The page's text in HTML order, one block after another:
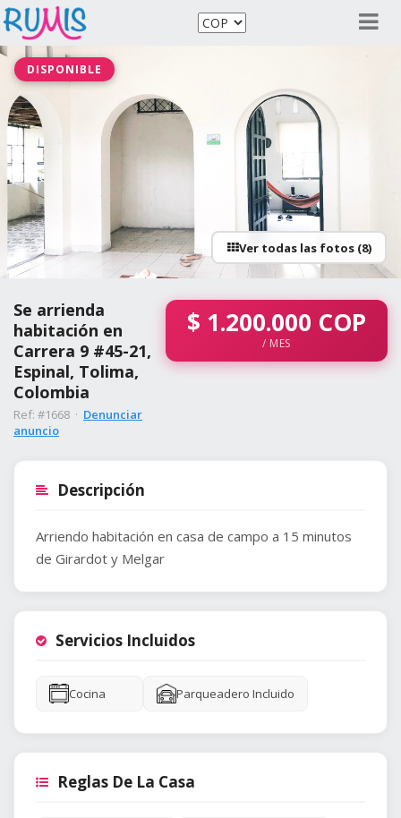
DISPONIBLE
Ver todas las fotos (8)
Se arrienda
habitación en
Carrera 9 #45-21,
Espinal, Tolima,
Colombia
Ref: #1668 · Denunciar
anuncio
$ 1.200.000 COP
/ MES
Descripción
Arriendo habitación en casa de campo a 15 minutos
de Girardot y Melgar
Servicios Incluidos
Cocina Parqueadero Incluido
Reglas De La Casa